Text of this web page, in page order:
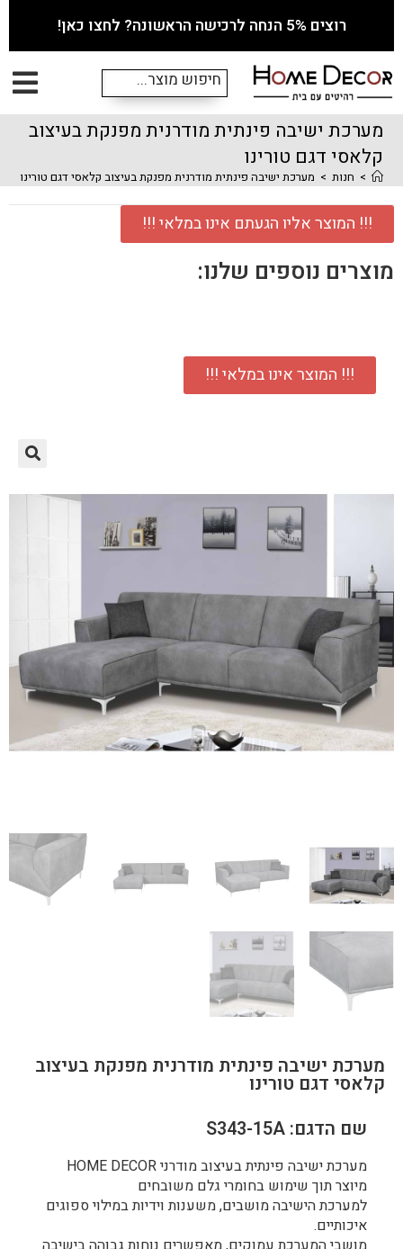
רוצים 5% הנחה לרכישה הראשונה? לחצו כאן!
מערכת ישיבה פינתית מודרנית מפנקת בעיצוב
קלאסי דגם טורינו
> חנות > מערכת ישיבה פינתית מודרנית מפנקת בעיצוב קלאסי דגם טורינו
!!! המוצר אליו הגעתם אינו במלאי !!!
מוצרים נוספים שלנו:
!!! המוצר אינו במלאי !!!
מערכת ישיבה פינתית מודרנית מפנקת בעיצוב
קלאסי דגם טורינו
שם הדגם: S343-15A
מערכת ישיבה פינתית בעיצוב מודרני HOME DECOR
מיוצר תוך שימוש בחומרי גלם משובחים
למערכת הישיבה מושבים, משענות וידיות במילוי ספוגים
איכותיים.